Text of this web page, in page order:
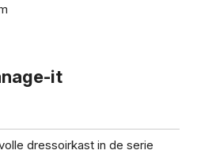
it
dressoirkast in de serie